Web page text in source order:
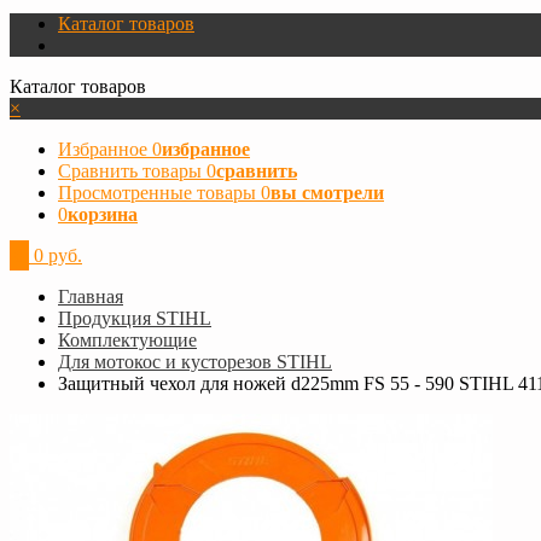
Каталог товаров
Каталог товаров
×
Избранное 0избранное
Сравнить товары 0сравнить
Просмотренные товары 0вы смотрели
0корзина
0 руб.
Главная
Продукция STIHL
Комплектующие
Для мотокос и кусторезов STIHL
Защитный чехол для ножей d225mm FS 55 - 590 STIHL